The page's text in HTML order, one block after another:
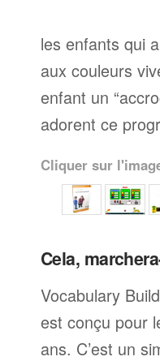
les enfants qui
aux couleurs
enfant un
adorent ce
Cliquer sur
Cela,
Vocabulary
est conçu pour
ans. C’est un